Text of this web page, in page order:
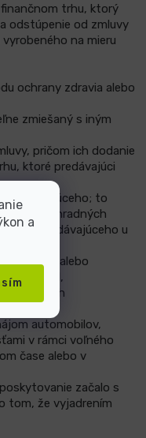
a
trhu, ktorý
odstúpenie od zmluvy
na mieru
ochrany zdravia alebo
zmiešaný s iným
pričom ich dodanie
ktoré predávajúci
predávajúceho; to
ako náhradných
predávajúceho u
kníh alebo
rozbalil,
predaj kníh
automobilov,
v rámci voľného
čase alebo v
začalo s
tom, že vyjadrením